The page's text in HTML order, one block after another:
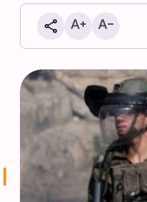
علمی ایران در حوزه
قرآنی در اندونزی معرفی